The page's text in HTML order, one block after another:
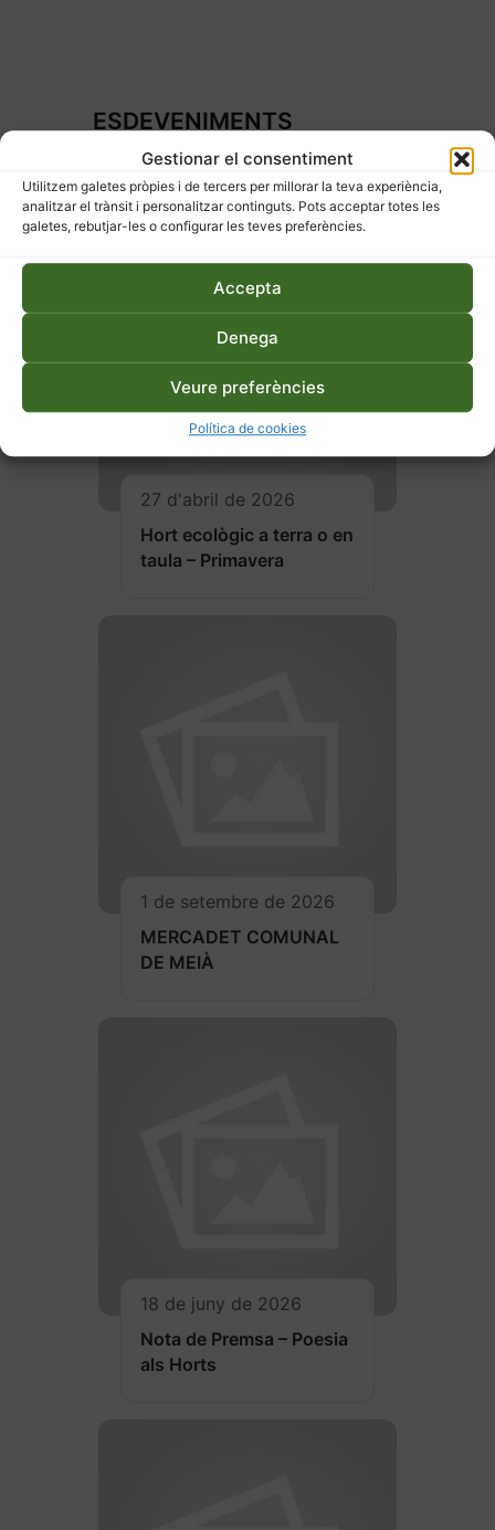
Gestionar el consentiment
Utilitzem galetes pròpies i de tercers per millorar la teva experiència,
analitzar el trànsit i personalitzar continguts. Pots acceptar totes les
galetes, rebutjar-les o configurar les teves preferències.
Accepta
Denega
Veure preferències
Política de cookies
ESDEVENIMENTS
RELACIONATS
27 d'abril de 2026
Hort ecològic a terra o en
taula – Primavera
1 de setembre de 2026
MERCADET COMUNAL
DE MEIÀ
18 de juny de 2026
Nota de Premsa – Poesia
als Horts